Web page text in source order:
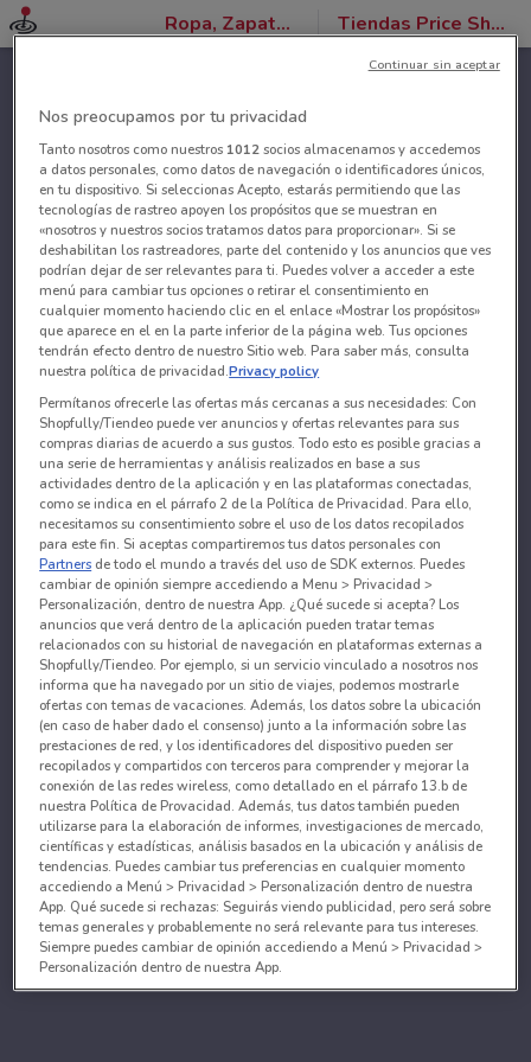
Ropa, Zapatos y Accesorios Tiendas Price Shoes
Nos preocupamos por tu privacidad
Tanto nosotros como nuestros 1012socios almacenamos y accedemos
a datos personales, como datos de navegación o identificadores únicos,
en tu dispositivo. Si seleccionas Acepto, estarás permitiendo que las
tecnologías de rastreo apoyen los propósitos que se muestran en
«nosotros y nuestros socios tratamos datos para proporcionar». Si se
deshabilitan los rastreadores, parte del contenido y los anuncios que ves
podrían dejar de ser relevantes para ti. Puedes volver a acceder a este
menú para cambiar tus opciones o retirar el consentimiento en
cualquier momento haciendo clic en el enlace «Mostrar los propósitos»
que aparece en el en la parte inferior de la página web. Tus opciones
tendrán efecto dentro de nuestro Sitio web. Para saber más, consulta
nuestra política de privacidad.Privacy policy
Permítanos ofrecerle las ofertas más cercanas a sus necesidades: Con
Shopfully/Tiendeo puede ver anuncios y ofertas relevantes para sus
compras diarias de acuerdo a sus gustos. Todo esto es posible gracias a
una serie de herramientas y análisis realizados en base a sus
actividades dentro de la aplicación y en las plataformas conectadas,
como se indica en el párrafo 2 de la Política de Privacidad. Para ello,
necesitamos su consentimiento sobre el uso de los datos recopilados
para este fin. Si aceptas compartiremos tus datos personales con
Partners de todo el mundo a través del uso de SDK externos. Puedes
cambiar de opinión siempre accediendo a Menu > Privacidad >
Personalización, dentro de nuestra App. ¿Qué sucede si acepta? Los
anuncios que verá dentro de la aplicación pueden tratar temas
relacionados con su historial de navegación en plataformas externas a
Shopfully/Tiendeo. Por ejemplo, si un servicio vinculado a nosotros nos
informa que ha navegado por un sitio de viajes, podemos mostrarle
ofertas con temas de vacaciones. Además, los datos sobre la ubicación
(en caso de haber dado el consenso) junto a la información sobre las
prestaciones de red, y los identificadores del dispositivo pueden ser
recopilados y compartidos con terceros para comprender y mejorar la
conexión de las redes wireless, como detallado en el párrafo 13.b de
nuestra Política de Provacidad. Además, tus datos también pueden
utilizarse para la elaboración de informes, investigaciones de mercado,
científicas y estadísticas, análisis basados en la ubicación y análisis de
tendencias. Puedes cambiar tus preferencias en cualquier momento
accediendo a Menú > Privacidad > Personalización dentro de nuestra
App. Qué sucede si rechazas: Seguirás viendo publicidad, pero será sobre
temas generales y probablemente no será relevante para tus intereses.
Siempre puedes cambiar de opinión accediendo a Menú > Privacidad >
Personalización dentro de nuestra App.
Continuar sin aceptar